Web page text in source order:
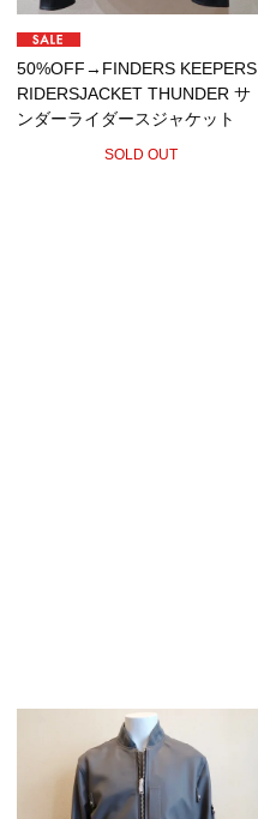
50%OFF→FINDERS KEEPERS
RIDERSJACKET THUNDER サ
ンダーライダースジャケット
SOLD OUT